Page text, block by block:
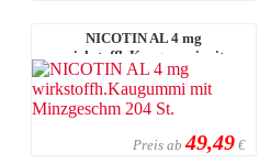
NICOTIN AL 4 mg
wirkstoffh.Kaugummi mit
Minzgeschm 204 St.
Preis ab 49,49 €